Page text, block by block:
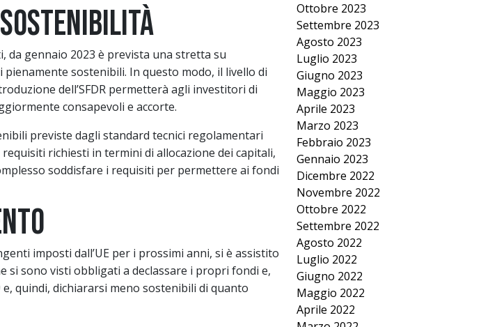
sostenibilità
gennaio 2023 è prevista una stretta su
sostenibili. In questo modo, il livello di
dell’SFDR permetterà agli investitori di
consapevoli e accorte.
previste dagli standard tecnici regolamentari
richiesti in termini di allocazione dei capitali,
soddisfare i requisiti per permettere ai fondi
imposti dall’UE per i prossimi anni, si è assistito
si sono visti obbligati a declassare i propri fondi e,
quindi, dichiararsi meno sostenibili di quanto
Ottobre 2023
Settembre 2023
Agosto 2023
Luglio 2023
Giugno 2023
Maggio 2023
Aprile 2023
Marzo 2023
Febbraio 2023
Gennaio 2023
Dicembre 2022
Novembre 2022
Ottobre 2022
Settembre 2022
Agosto 2022
Luglio 2022
Giugno 2022
Maggio 2022
Aprile 2022